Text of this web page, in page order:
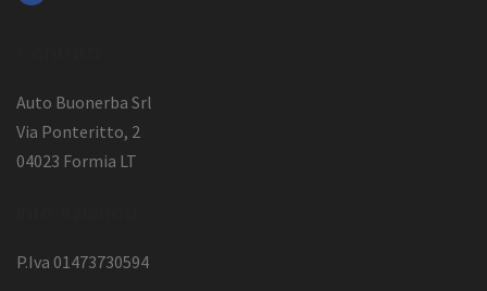
Auto Buonerba Srl
Via Ponteritto, 2
04023 Formia LT
P.Iva 01473730594